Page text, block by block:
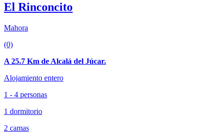
El Rinconcito
Mahora
(0)
A 25.7 Km de Alcalá del Júcar.
Alojamiento entero
1 - 4 personas
1 dormitorio
2 camas